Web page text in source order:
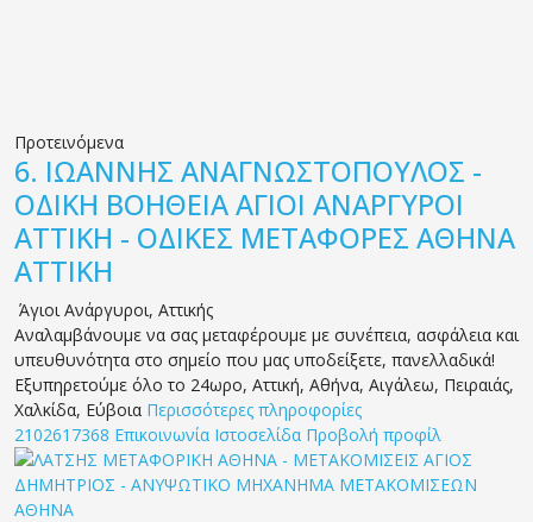
Προτεινόμενα
6. ΙΩΑΝΝΗΣ ΑΝΑΓΝΩΣΤΟΠΟΥΛΟΣ -
ΟΔΙΚΗ ΒΟΗΘΕΙΑ ΑΓΙΟΙ ΑΝΑΡΓΥΡΟΙ
ΑΤΤΙΚΗ - ΟΔΙΚΕΣ ΜΕΤΑΦΟΡΕΣ ΑΘΗΝΑ
ΑΤΤΙΚΗ
Άγιοι Ανάργυροι, Αττικής
Αναλαμβάνουμε να σας μεταφέρουμε με συνέπεια, ασφάλεια και
υπευθυνότητα στο σημείο που μας υποδείξετε, πανελλαδικά!
Εξυπηρετούμε όλο το 24ωρο, Αττική, Αθήνα, Αιγάλεω, Πειραιάς,
Χαλκίδα, Εύβοια Περισσότερες πληροφορίες
2102617368 Επικοινωνία Ιστοσελίδα Προβολή προφίλ